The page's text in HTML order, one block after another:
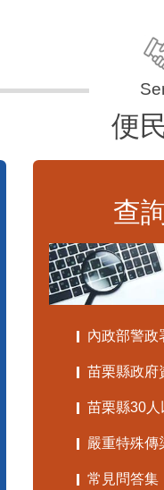
便
查
內政部警政
苗栗縣政府
苗栗縣30
嚴重特殊傳
常見問答集